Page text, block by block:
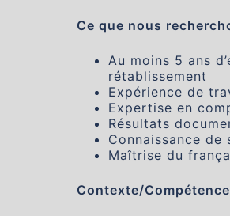
Ce que nous
Au moins 5 ans
rétablissement
Expérience de
Expertise en
Résultats
Connaissance
Maîtrise du
Contexte/